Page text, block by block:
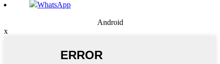
WhatsApp
Android
x